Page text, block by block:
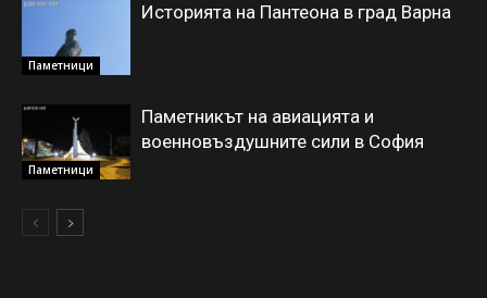
Паметници
Историята на Пантеона в град Варна
Паметници
Паметникът на авиацията и
военновъздушните сили в София